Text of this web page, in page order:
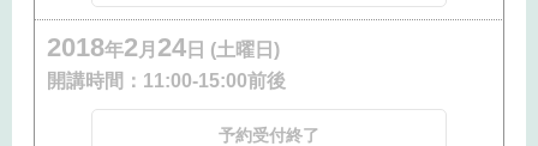
2018年2月 24 日 (土曜日)
開講時間： 11:00-15:00前後
予約受付終了